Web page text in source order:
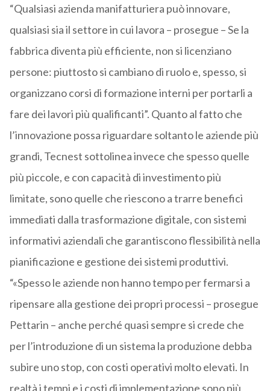
“Qualsiasi azienda manifatturiera può innovare,
qualsiasi sia il settore in cui lavora – prosegue – Se la
fabbrica diventa più efficiente, non si licenziano
persone: piuttosto si cambiano di ruolo e, spesso, si
organizzano corsi di formazione interni per portarli a
fare dei lavori più qualificanti”. Quanto al fatto che
l’innovazione possa riguardare soltanto le aziende più
grandi, Tecnest sottolinea invece che spesso quelle
più piccole, e con capacità di investimento più
limitate, sono quelle che riescono a trarre benefici
immediati dalla trasformazione digitale, con sistemi
informativi aziendali che garantiscono flessibilità nella
pianificazione e gestione dei sistemi produttivi.
“«Spesso le aziende non hanno tempo per fermarsi a
ripensare alla gestione dei propri processi – prosegue
Pettarin – anche perché quasi sempre si crede che
per l’introduzione di un sistema la produzione debba
subire uno stop, con costi operativi molto elevati. In
realtà i tempi e i costi di implementazione sono più